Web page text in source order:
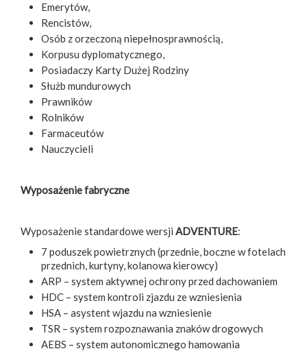
Emerytów,
Rencistów,
Osób z orzeczoną niepełnosprawnością,
Korpusu dyplomatycznego,
Posiadaczy Karty Dużej Rodziny
Służb mundurowych
Prawników
Rolników
Farmaceutów
Nauczycieli
Wyposażenie fabryczne
Wyposażenie standardowe wersji ADVENTURE:
7 poduszek powietrznych (przednie, boczne w fotelach
przednich, kurtyny, kolanowa kierowcy)
ARP – system aktywnej ochrony przed dachowaniem
HDC – system kontroli zjazdu ze wzniesienia
HSA – asystent wjazdu na wzniesienie
TSR – system rozpoznawania znaków drogowych
AEBS – system autonomicznego hamowania